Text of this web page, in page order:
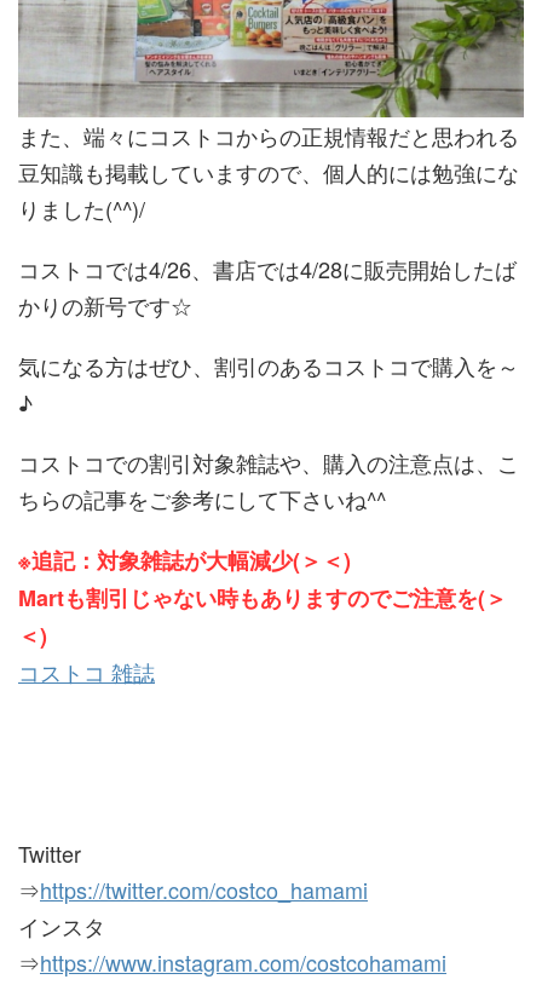
また、端々にコストコからの正規情報だと思われる
豆知識も掲載していますので、個人的には勉強にな
りました(^^)/
コストコでは4/26、書店では4/28に販売開始したば
かりの新号です☆
気になる方はぜひ、割引のあるコストコで購入を～
♪
コストコでの割引対象雑誌や、購入の注意点は、こ
ちらの記事をご参考にして下さいね^^
※追記：対象雑誌が大幅減少(＞＜)
Martも割引じゃない時もありますのでご注意を(＞
＜)
コストコ 雑誌
Twitter
⇒https://twitter.com/costco_hamami
インスタ
⇒https://www.instagram.com/costcohamami